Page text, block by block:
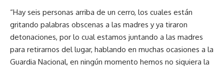
“Hay seis personas arriba de un cerro, los cuales están
gritando palabras obscenas a las madres y ya tiraron
detonaciones, por lo cual estamos juntando a las madres
para retirarnos del lugar, hablando en muchas ocasiones a la
Guardia Nacional, en ningún momento hemos no siquiera la